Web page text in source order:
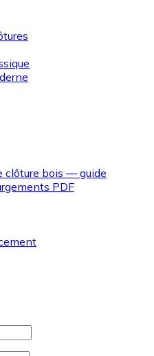
clôture bois — guide
PDF